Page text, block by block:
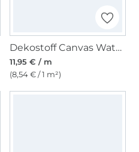
Dekostoff Canvas Waterproof, wollweiß
11,95 € / m
(8,54 € / 1 m²)